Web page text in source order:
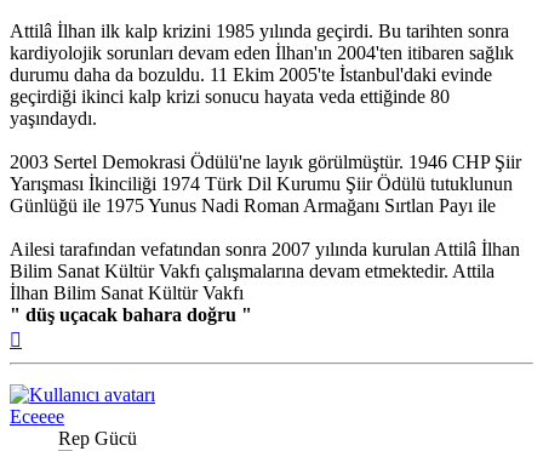
Attilâ İlhan ilk kalp krizini 1985 yılında geçirdi. Bu tarihten sonra
kardiyolojik sorunları devam eden İlhan'ın 2004'ten itibaren sağlık
durumu daha da bozuldu. 11 Ekim 2005'te İstanbul'daki evinde
geçirdiği ikinci kalp krizi sonucu hayata veda ettiğinde 80
yaşındaydı.
2003 Sertel Demokrasi Ödülü'ne layık görülmüştür. 1946 CHP Şiir
Yarışması İkinciliği 1974 Türk Dil Kurumu Şiir Ödülü tutuklunun
Günlüğü ile 1975 Yunus Nadi Roman Armağanı Sırtlan Payı ile
Ailesi tarafından vefatından sonra 2007 yılında kurulan Attilâ İlhan
Bilim Sanat Kültür Vakfı çalışmalarına devam etmektedir. Attila
İlhan Bilim Sanat Kültür Vakfı
" düş uçacak bahara doğru "
Eceeee
Rep Gücü